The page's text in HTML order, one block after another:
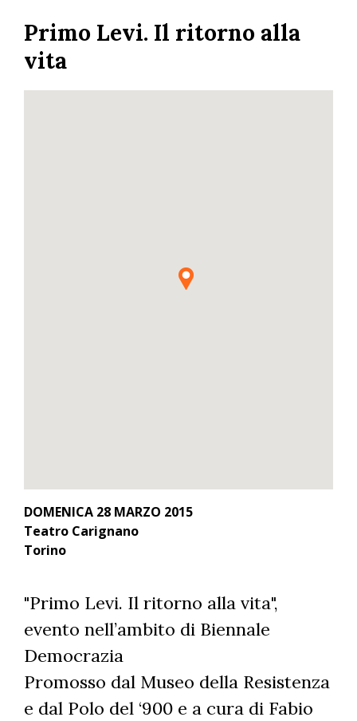
content
Primo Levi. Il ritorno alla
vita
DOMENICA 28 MARZO 2015
Teatro Carignano
Torino
"Primo Levi. Il ritorno alla vita",
evento nell’ambito di Biennale
Democrazia
Promosso dal Museo della Resistenza
e dal Polo del ‘900 e a cura di Fabio